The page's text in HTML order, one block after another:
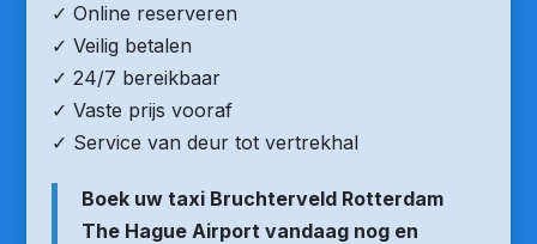
✓ Online reserveren
✓ Veilig betalen
✓ 24/7 bereikbaar
✓ Vaste prijs vooraf
✓ Service van deur tot vertrekhal
Boek uw taxi Bruchterveld Rotterdam
The Hague Airport vandaag nog en